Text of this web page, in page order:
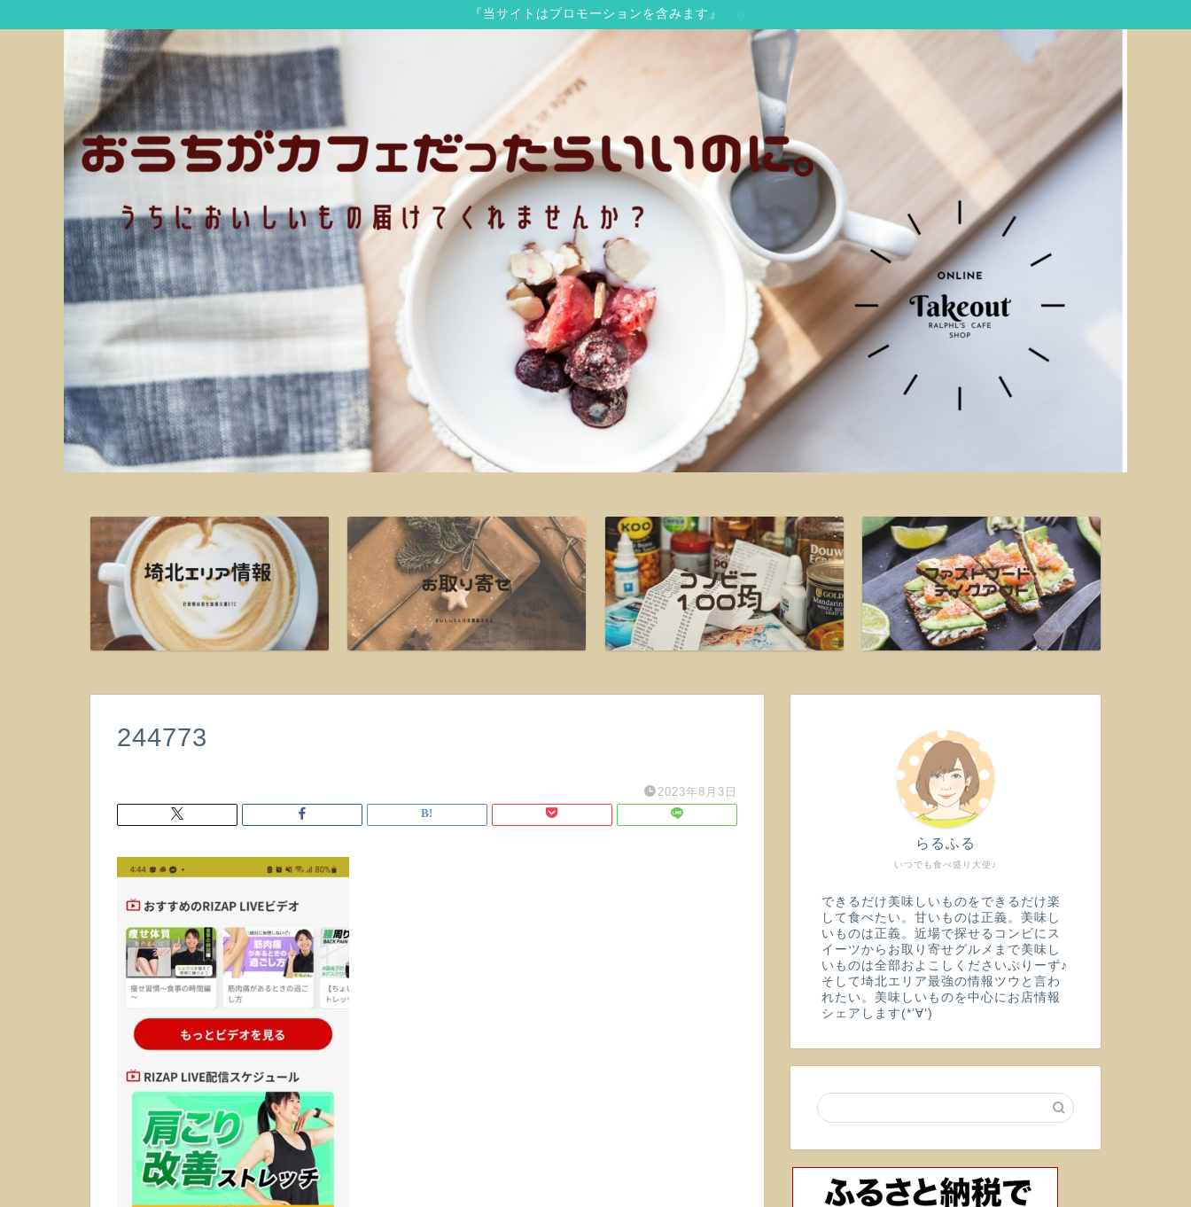
『当サイトはプロモーションを含みます』
244773
2023年8月3日
いつでも食べ盛り大使♪
らるふる
できるだけ美味しいものをできるだけ楽
して食べたい。甘いものは正義。美味し
いものは正義。近場で探せるコンビにス
イーツからお取り寄せグルメまで美味し
いものは全部およこしくださいぷりーず♪
そして埼北エリア最強の情報ツウと言わ
れたい。美味しいものを中心にお店情報
シェアします(*‘∀‘)